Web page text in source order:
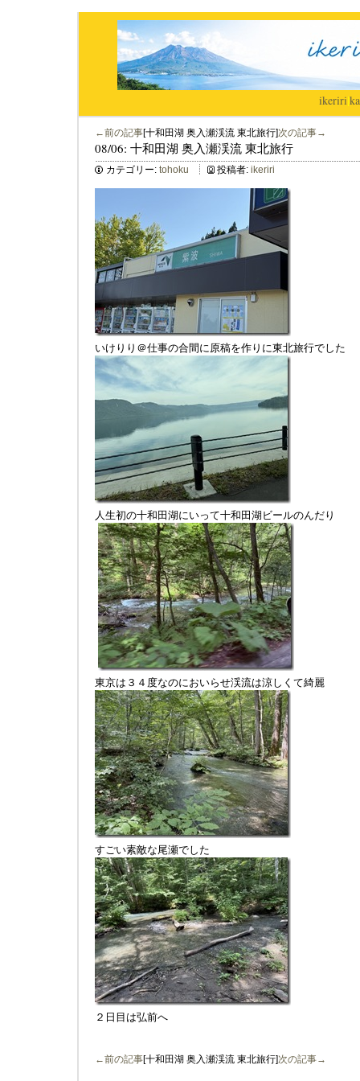
ikeriri|
←前の記事[十和田湖 奥入瀬渓流 東北旅行]次の記事→
08/06: 十和田湖 奥入瀬渓流 東北旅行
カテゴリー: tohoku 投稿者: ikeriri
いけりり＠仕事の合間に原稿を作りに東北旅行でした
人生初の十和田湖にいって十和田湖ビールのんだり
東京は３４度なのにおいらせ渓流は涼しくて綺麗
すごい素敵な尾瀬でした
２日目は弘前へ
←前の記事[十和田湖 奥入瀬渓流 東北旅行]次の記事→